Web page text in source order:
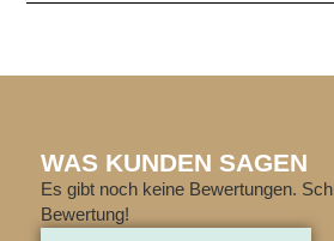
WAS KUNDEN SAGEN
Es gibt noch keine Bewertungen.
Bewertung!